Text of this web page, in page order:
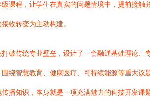
课程，让学生在真实的问题情境中，提前接
收转变为主动构建。
破传统专业壁垒，设计了一套融通基础理论
绕智慧教育、健康医疗、可持续能源等重大
知识，本身就是一项充满魅力的科技开发课